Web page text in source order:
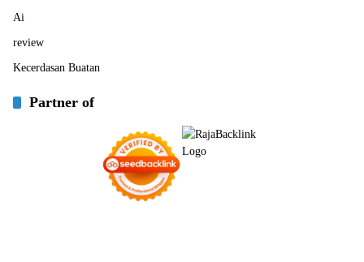
Ai
review
Kecerdasan Buatan
Partner of